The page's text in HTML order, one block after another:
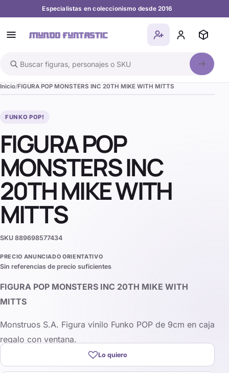
Especialistas en coleccionismo desde 2016
Buscar en el catálogo
Inicio FIGURA POP MONSTERS INC 20TH MIKE WITH MITTS
FUNKO POP!
FIGURA POP
MONSTERS INC
20TH MIKE WITH
MITTS
SKU 889698577434
PRECIO ANUNCIADO ORIENTATIVO
Sin referencias de precio suficientes
FIGURA POP MONSTERS INC 20TH MIKE WITH
MITTS
Monstruos S.A. Figura vinilo Funko POP de 9cm en caja
regalo con ventana.
Lo quiero